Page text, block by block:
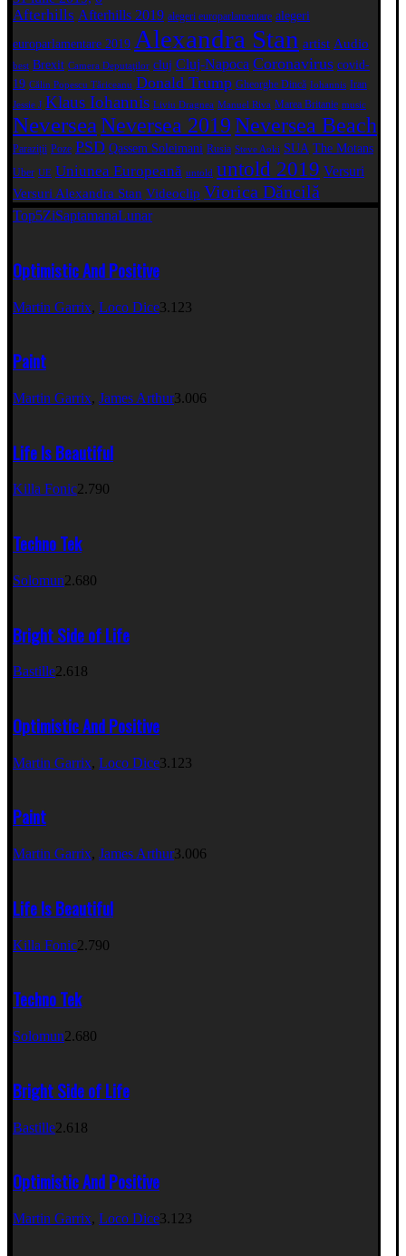
Afterhills Afterhills 2019 alegeri europarlamentare alegeri
europarlamentare 2019 Alexandra Stan artist Audio
best Brexit Camera Deputaţilor cluj Cluj-Napoca Coronavirus covid-
19 Călin Popescu Tăriceanu Donald Trump Gheorghe Dincă Iohannis Iran
Jessie J Klaus Iohannis Liviu Dragnea Manuel Riva Marea Britanie music
NeverseaNeversea 2019Neversea Beach
Paraziții Poze PSD Qassem Soleimani Rusia Steve Aoki SUA The Motans
Uber UE Uniunea Europeană untold untold 2019 Versuri
Versuri Alexandra Stan Videoclip Viorica Dăncilă
Top5ZiSaptamanaLunar
Optimistic And Positive
Martin Garrix, Loco Dice3.123
Paint
Martin Garrix, James Arthur3.006
Life Is Beautiful
Killa Fonic2.790
Techno Tek
Solomun2.680
Bright Side of Life
Bastille2.618
Optimistic And Positive
Martin Garrix, Loco Dice3.123
Paint
Martin Garrix, James Arthur3.006
Life Is Beautiful
Killa Fonic2.790
Techno Tek
Solomun2.680
Bright Side of Life
Bastille2.618
Optimistic And Positive
Martin Garrix, Loco Dice3.123